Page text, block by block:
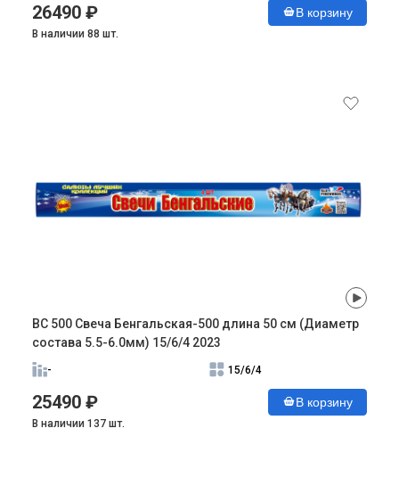
26490 ₽ В корзину
В наличии 88 шт.
ВС 500 Свеча Бенгальская-500 длина 50 см (Диаметр
состава 5.5-6.0мм) 15/6/4 2023
- 15/6/4
25490 ₽ В корзину
В наличии 137 шт.